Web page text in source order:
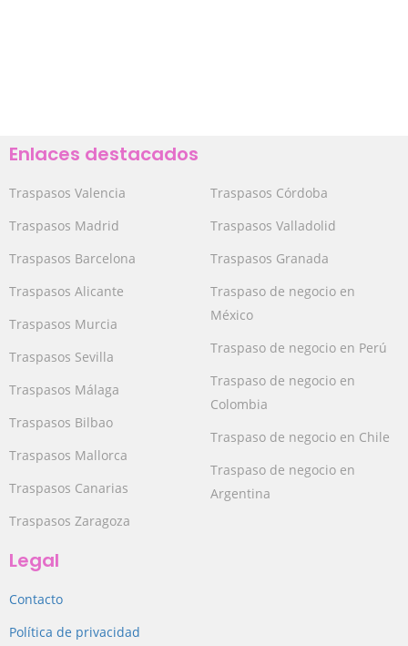
Enlaces destacados
Traspasos Valencia
Traspasos Madrid
Traspasos Barcelona
Traspasos Alicante
Traspasos Murcia
Traspasos Sevilla
Traspasos Málaga
Traspasos Bilbao
Traspasos Mallorca
Traspasos Canarias
Traspasos Zaragoza
Traspasos Córdoba
Traspasos Valladolid
Traspasos Granada
Traspaso de negocio en
México
Traspaso de negocio en Perú
Traspaso de negocio en
Colombia
Traspaso de negocio en Chile
Traspaso de negocio en
Argentina
Legal
Contacto
Política de privacidad